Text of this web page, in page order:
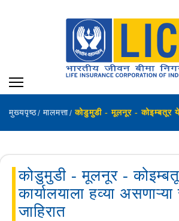
मुख्यपृष्ठ मालमत्ता
कोडुमुडी - मूलनूर -
कार्यालयाला हव्या
जाहिरात